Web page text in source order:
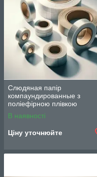
Слюдяная папір
компаундированные з
поліефірною плівкою
ЛСК-110-ТПл, ЛСК-110-СПл,
ЛСЭК-5ТПл, Элмикатерм
В наявності
Ціну уточнюйте